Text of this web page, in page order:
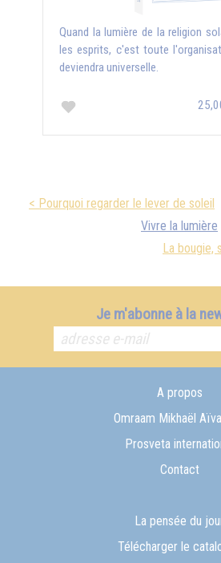
Quand la lumière de la religion
les esprits, c'est toute
deviendra universelle.
< Pourquoi regarder le lever de soleil
Vivre la lumière
La bougie,
Je m'abonne à la
A propos
Omraam Mikhaël
Prosveta
Contact
La pensée du
Télécharger le